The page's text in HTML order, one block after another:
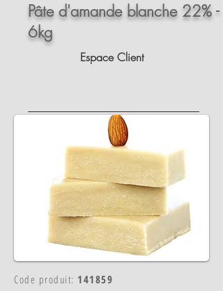
Pâte d'amande blanche 22% -
6kg
Espace Client
Code produit: 141859